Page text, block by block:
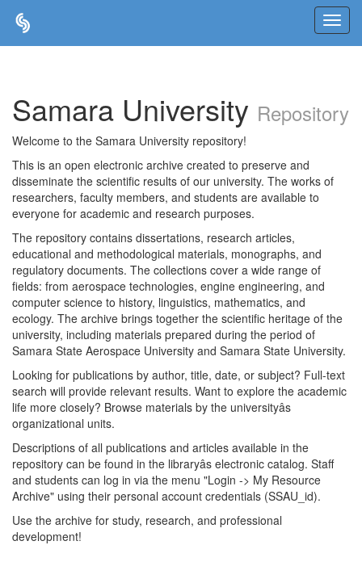
Samara University Repository
Welcome to the Samara University repository!
This is an open electronic archive created to preserve and
disseminate the scientific results of our university. The works of
researchers, faculty members, and students are available to
everyone for academic and research purposes.
The repository contains dissertations, research articles,
educational and methodological materials, monographs, and
regulatory documents. The collections cover a wide range of
fields: from aerospace technologies, engine engineering, and
computer science to history, linguistics, mathematics, and
ecology. The archive brings together the scientific heritage of the
university, including materials prepared during the period of
Samara State Aerospace University and Samara State University.
Looking for publications by author, title, date, or subject? Full-text
search will provide relevant results. Want to explore the academic
life more closely? Browse materials by the universityâs
organizational units.
Descriptions of all publications and articles available in the
repository can be found in the libraryâs electronic catalog. Staff
and students can log in via the menu "Login -> My Resource
Archive" using their personal account credentials (SSAU_id).
Use the archive for study, research, and professional
development!